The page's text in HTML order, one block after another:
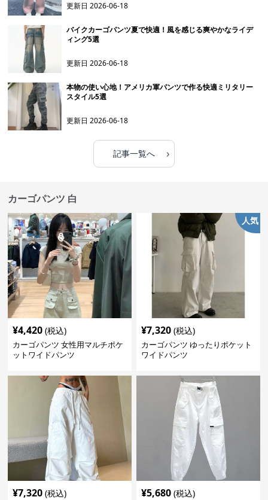
更新日2026-06-18
バイクカーゴパンツ夏で快適！風を感じる爽やかなライデ
ィング5選
更新日2026-06-18
本物の使い心地！アメリカ軍パンツで作る快適ミリタリー
スタイル5選
更新日2026-06-18
記事一覧へ ›
カーゴパンツ 白
¥4,420 (税込)
カーゴパンツ 女性用マルチポケ
ットワイドパンツ
人気
¥7,320 (税込)
カーゴパンツ ゆったりポケット
ワイドパンツ
¥7,320 (税込) ¥5,680 (税込)